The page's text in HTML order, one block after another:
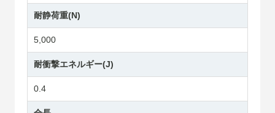
耐静荷重(N)
5,000
耐衝撃エネルギー(J)
0.4